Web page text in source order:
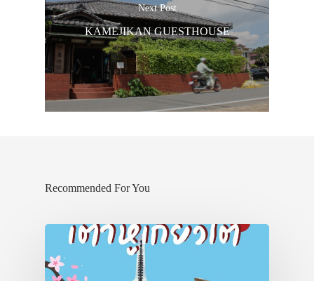
Next Post
KAMEJIKAN GUESTHOUSE
Recommended For You
ประเทศญี่ปุ่น
เที่ยวญี่ปุ่นด้ว
เอง
สาระน่ารู้